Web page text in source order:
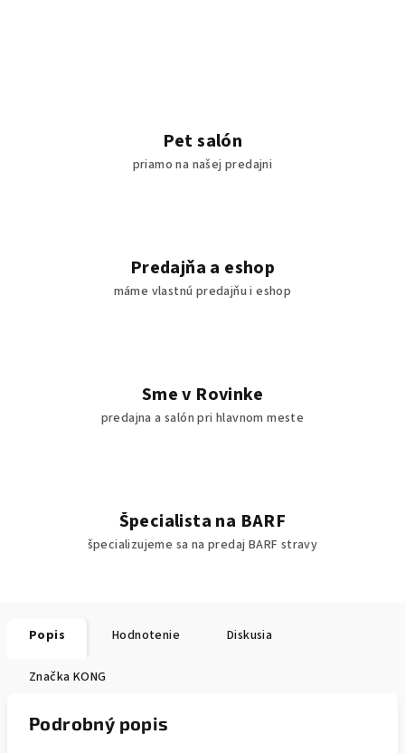
Pet salón
priamo na našej predajni
Predajňa a eshop
máme vlastnú predajňu i eshop
Sme v Rovinke
predajna a salón pri hlavnom meste
Špecialista na BARF
špecializujeme sa na predaj BARF stravy
Popis Hodnotenie Diskusia
Značka KONG
Podrobný popis